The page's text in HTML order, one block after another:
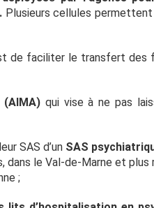
Plusieurs cellules
de faciliter le transfert des
(AIMA)qui vise à ne pas
SAS d’un SAS
dans le Val-de-Marne et
;